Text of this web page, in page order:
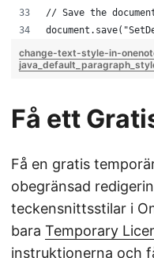
// Save the
change-text-style-in-
Få ett
Få en gratis
obegränsad
teckensnittsstilar i
bara Temporary
instruktionerna och